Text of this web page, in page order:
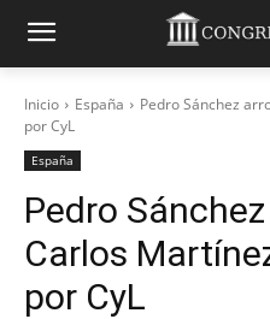
Inicio España
Pedro Sánchez
por CyL
España
Pedro
Carlos
por CyL